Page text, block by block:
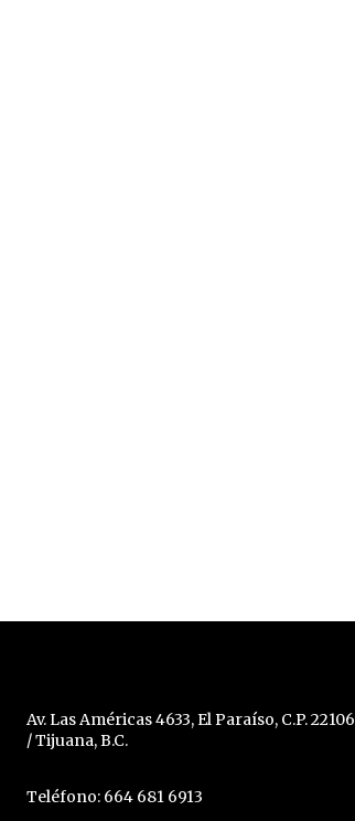
Av. Las Américas 4633, El Paraíso, C.P. 22106
/ Tijuana, B.C.
Teléfono: 664 681 6913